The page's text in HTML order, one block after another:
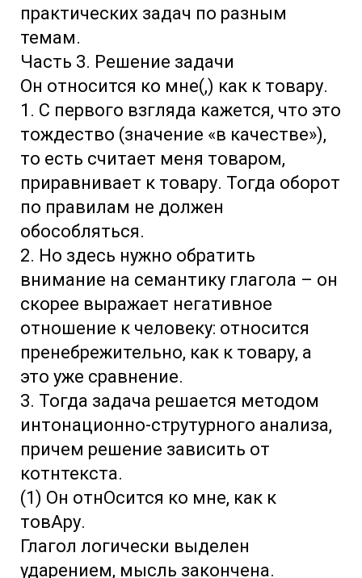
практических задач по разным
темам.
Часть 3. Решение задачи
Он относится ко мне(,) как к товару.
1. С первого взгляда кажется, что это
тождество (значение «в качестве»),
то есть считает меня товаром,
приравнивает к товару. Тогда оборот
по правилам не должен
обособляться.
2. Но здесь нужно обратить
внимание на семантику глагола – он
скорее выражает негативное
отношение к человеку: относится
пренебрежительно, как к товару, а
это уже сравнение.
3. Тогда задача решается методом
интонационно-струтурного анализа,
причем решение зависить от
котнтекста.
(1) Он отнОсится ко мне, как к
товАру.
Глагол логически выделен
ударением, мысль закончена.